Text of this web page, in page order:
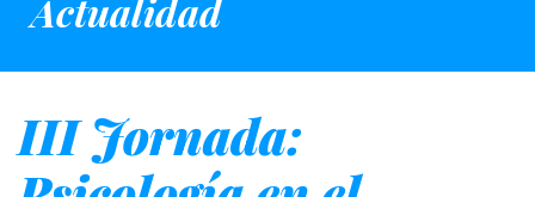
Actualidad
III Jornada: